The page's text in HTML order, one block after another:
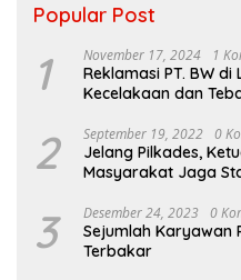
Popular Post
1 November 17, 2024 1
Reklamasi PT. BW
Kecelakaan dan
2 September 19, 2022 0
Jelang Pilkades,
Masyarakat Jaga
3 Desember 24, 2023 0
Sejumlah Karyawan
Terbakar